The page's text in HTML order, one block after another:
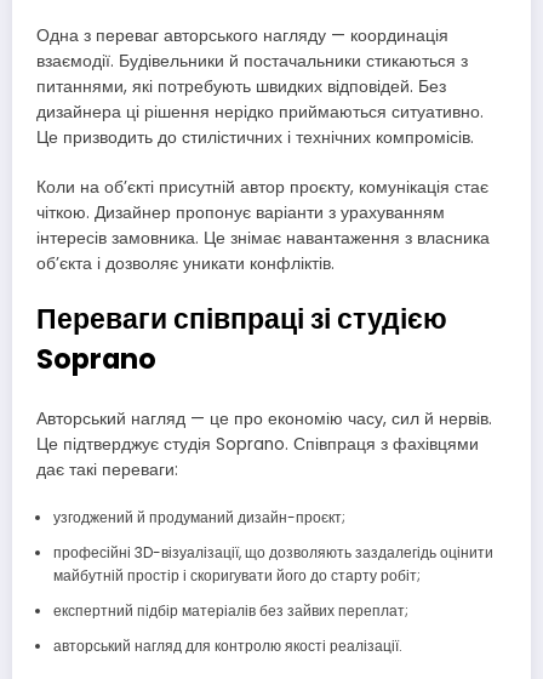
Одна з переваг авторського нагляду — координація
взаємодії. Будівельники й постачальники стикаються з
питаннями, які потребують швидких відповідей. Без
дизайнера ці рішення нерідко приймаються ситуативно.
Це призводить до стилістичних і технічних компромісів.
Коли на об’єкті присутній автор проєкту, комунікація стає
чіткою. Дизайнер пропонує варіанти з урахуванням
інтересів замовника. Це знімає навантаження з власника
об’єкта і дозволяє уникати конфліктів.
Переваги співпраці зі студією
Soprano
Авторський нагляд — це про економію часу, сил й нервів.
Це підтверджує студія Soprano. Співпраця з фахівцями
дає такі переваги:
узгоджений й продуманий дизайн-проєкт;
професійні 3D-візуалізації, що дозволяють заздалегідь оцінити
майбутній простір і скоригувати його до старту робіт;
експертний підбір матеріалів без зайвих переплат;
авторський нагляд для контролю якості реалізації.